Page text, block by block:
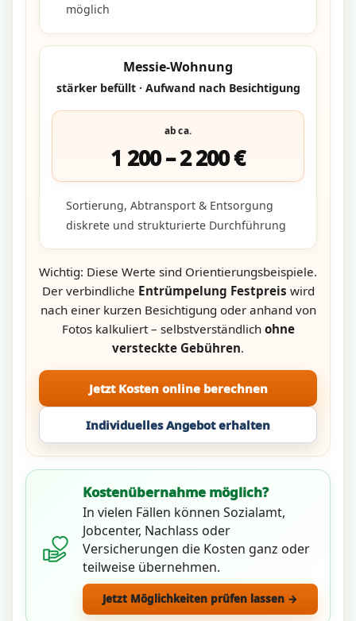
möglich
Messie-Wohnung
stärker befüllt · Aufwand nach Besichtigung
ab ca.
1 200 – 2 200 €
Sortierung, Abtransport & Entsorgung
diskrete und strukturierte Durchführung
Wichtig: Diese Werte sind Orientierungsbeispiele.
Der verbindliche Entrümpelung Festpreis wird
nach einer kurzen Besichtigung oder anhand von
Fotos kalkuliert – selbstverständlich ohne
versteckte Gebühren.
Jetzt Kosten online berechnen
Individuelles Angebot erhalten
Kostenübernahme möglich?
In vielen Fällen können Sozialamt,
Jobcenter, Nachlass oder
Versicherungen die Kosten ganz oder
teilweise übernehmen.
Jetzt Möglichkeiten prüfen lassen →